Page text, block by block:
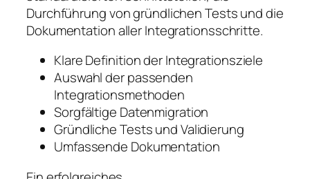
Durchführung von gründlichen Tests und die
Dokumentation aller Integrationsschritte.
Klare Definition der Integrationsziele
Auswahl der passenden
Integrationsmethoden
Sorgfältige Datenmigration
Gründliche Tests und Validierung
Umfassende Dokumentation